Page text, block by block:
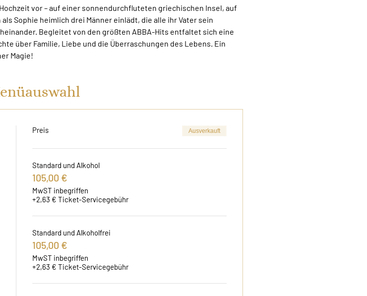
vor – auf einer sonnendurchfluteten griechischen Insel, auf
Sophie heimlich drei Männer einlädt, die alle ihr Vater sein
Begleitet von den größten ABBA-Hits entfaltet sich eine
über Familie, Liebe und die Überraschungen des Lebens. Ein
Magie!
Preis Ausverkauft
Standard und Alkohol
105,00 €
MwST inbegriffen
+2,63 € Ticket-Servicegebühr
Standard und Alkoholfrei
105,00 €
MwST inbegriffen
+2,63 € Ticket-Servicegebühr